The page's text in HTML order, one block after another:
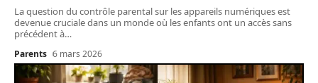
La question du contrôle parental sur les appareils numériques est
devenue cruciale dans un monde où les enfants ont un accès sans
précédent à…
Parents 6 mars 2026